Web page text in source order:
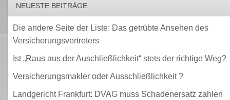
NEUESTE BEITRÄGE
Die andere Seite der Liste: Das getrübte Ansehen des
Versicherungsvertreters
Ist „Raus aus der Auschließlichkeit“ stets der richtige Weg?
Versicherungsmakler oder Ausschließlichkeit ?
Landgericht Frankfurt: DVAG muss Schadenersatz zahlen